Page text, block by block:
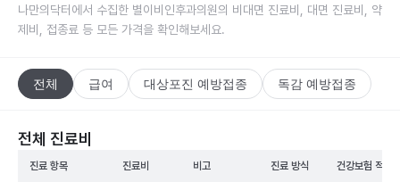
나만의닥터에서 수집한 별이비인후과의원의 비대면 진료비, 대면 진료비, 약
제비, 접종료 등 모든 가격을 확인해보세요.
전체 급여 대상포진 예방접종 독감 예방접종
전체 진료비
진료 항목 진료비 비고 진료 방식 건강보험 적용